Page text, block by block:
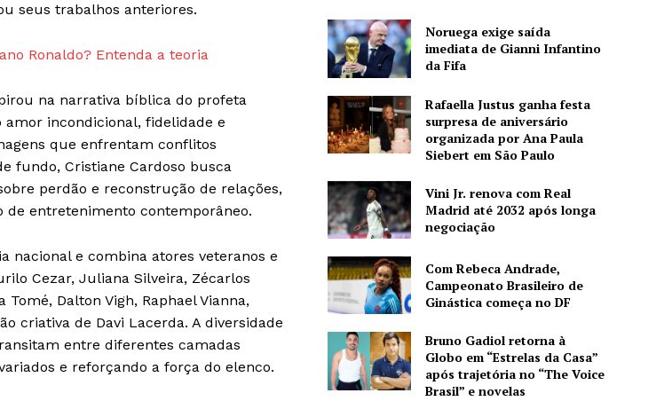
Política de Privacidade e Cookies
seus trabalhos anteriores.
Ronaldo? Entenda a teoria
na narrativa bíblica do profeta
incondicional, fidelidade e
que enfrentam conflitos
fundo, Cristiane Cardoso busca
perdão e reconstrução de relações,
de entretenimento contemporâneo.
nacional e combina atores veteranos e
Cezar, Juliana Silveira, Zécarlos
Dalton Vigh, Raphael Vianna,
criativa de Davi Lacerda. A diversidade
entre diferentes camadas
e reforçando a força do elenco.
Noruega exige saída
imediata de Gianni Infantino
da Fifa
Rafaella Justus ganha festa
surpresa de aniversário
organizada por Ana Paula
Siebert em São Paulo
Vini Jr. renova com Real
Madrid até 2032 após longa
negociação
Com Rebeca Andrade,
Campeonato Brasileiro de
Ginástica começa no DF
Bruno Gadiol retorna à
Globo em “Estrelas da Casa”
após trajetória no “The Voice
Brasil” e novelas